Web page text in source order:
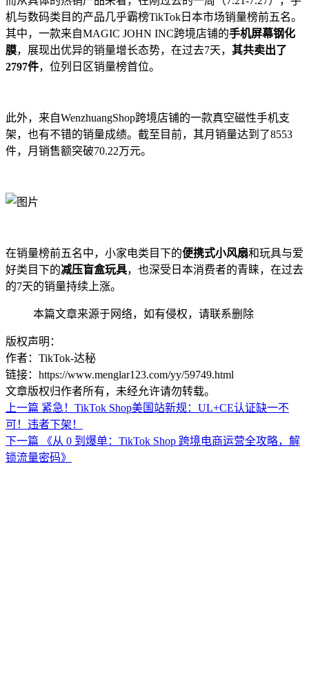
机与数码类目的产品几乎霸榜TikTok日本市场销量榜前五名。
其中，一款来自MAGIC JOHN INC跨境店铺的手机屏幕钢化
膜，展现出优异的销量增长态势，在过去7天， 其共卖出了
2797件，位列日区销量榜首位。
此外，来自WenzhuangShop跨境店铺的一款真空磁性手机支
架，也有不错的销量成绩。截至目前，其月销量达到了8553
件，月销售额突破70.22万元。
在销量榜前五名中，小家电类目下的便携式小风扇和玩具与爱
好类目下的减压盲盒玩具，也深受日本消费者的青睐，在过去
的7天的销量持续上涨。
本篇文章来源于网络，如有侵权，请联系删除
版权声明：
作者：TikTok-达秘
链接：https://www.menglar123.com/yy/59749.html
文章版权归作者所有，未经允许请勿转载。
上一篇 紧急！TikTok Shop美国站新规：UL+CE认证缺一不
可！违者下架！
下一篇
《从 0 到爆单：TikTok Shop 跨境电商运营全攻略，解
锁流量密码》